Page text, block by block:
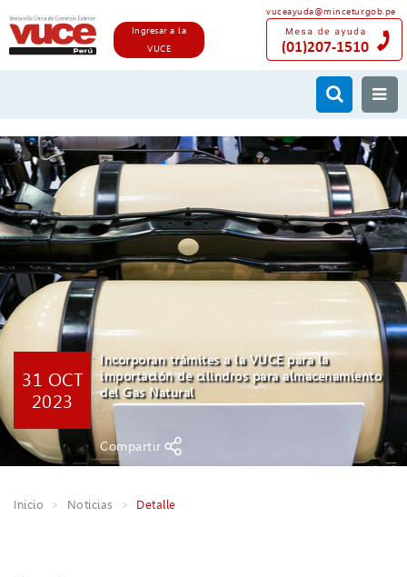
vuceayuda@mincetur.gob.pe
Ingresar a la
VUCE
31 OCT
2023
Incorporan trámites a la VUCE para la
importación de cilindros para almacenamiento
del Gas Natural
Compartir
Inicio Noticias Detalle